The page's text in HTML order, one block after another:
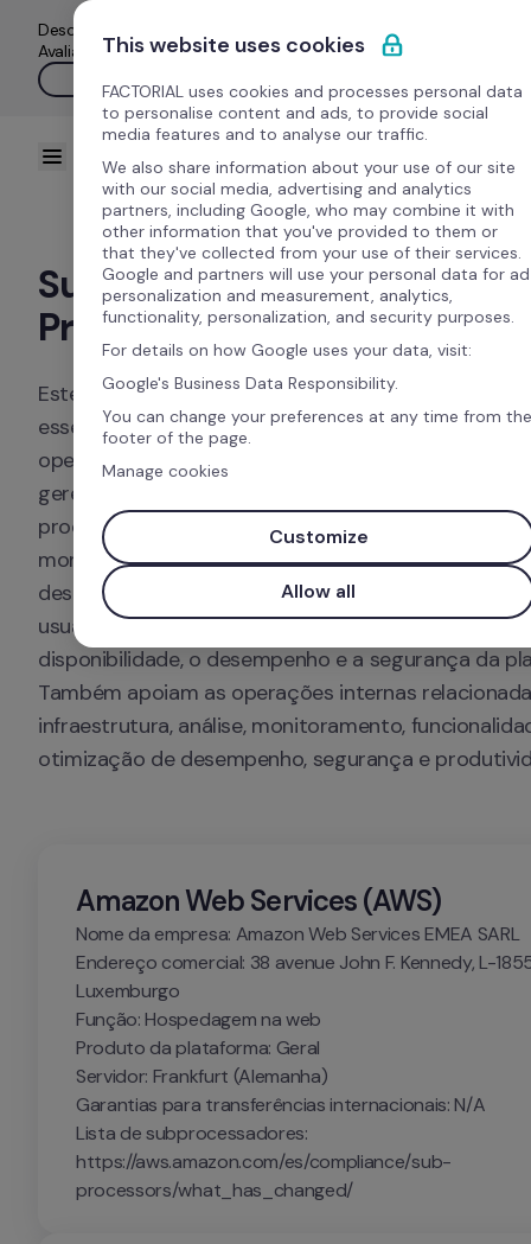
Pular para o conteúdo
Descomplique seu RH: tome decisões estratégicas com
Avaliações de Desempenho guiadas por IA. 🚀
Experimente Grátis
Suboperadores da
Principal
Estes suboperadores constituem a infraestrutura
essencial sem a qual a plataforma Factorial não
operar. Eles incluem serviços de hospedagem,
gerenciamento de bancos de dados, ferramentas
processamento de dados, soluções de busca e
monitoramento, e serviços de otimização de
desempenho. São serviços transversais que
usuários e estão continuamente ativos para
disponibilidade, o desempenho e a segurança da
Também apoiam as operações internas
infraestrutura, análise, monitoramento,
otimização de desempenho, segurança e
Amazon Web Services (AWS)
Nome da empresa: Amazon Web Services EMEA SARL
Endereço comercial: 38 avenue John F. Kennedy, L-
Luxemburgo
Função: Hospedagem na web
Produto da plataforma: Geral
Servidor: Frankfurt (Alemanha)
Garantias para transferências internacionais: N/A
Lista de subprocessadores:
https://aws.amazon.com/es/compliance/sub-
processors/what_has_changed/
This website uses cookies
FACTORIAL uses cookies and processes personal data
to personalise content and ads, to provide social
media features and to analyse our traffic.
We also share information about your use of our site
with our social media, advertising and analytics
partners, including Google, who may combine it with
other information that you've provided to them or
that they've collected from your use of their services.
Google and partners will use your personal data for ad
personalization and measurement, analytics,
functionality, personalization, and security purposes.
For details on how Google uses your data, visit:
Google's Business Data Responsibility.
You can change your preferences at any time from
footer of the page.
Manage cookies
Customize
Allow all